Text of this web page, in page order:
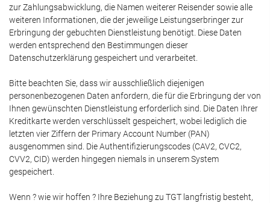
zur Zahlungsabwicklung, die Namen weiterer Reisender sowie alle
weiteren Informationen, die der jeweilige Leistungserbringer zur
Erbringung der gebuchten Dienstleistung benötigt. Diese Daten
werden entsprechend den Bestimmungen dieser
Datenschutzerklärung gespeichert und verarbeitet.
Bitte beachten Sie, dass wir ausschließlich diejenigen
personenbezogenen Daten anfordern, die für die Erbringung der von
Ihnen gewünschten Dienstleistung erforderlich sind. Die Daten Ihrer
Kreditkarte werden verschlüsselt gespeichert, wobei lediglich die
letzten vier Ziffern der Primary Account Number (PAN)
ausgenommen sind. Die Authentifizierungscodes (CAV2, CVC2,
CVV2, CID) werden hingegen niemals in unserem System
gespeichert.
Wenn ? wie wir hoffen ? Ihre Beziehung zu TGT langfristig besteht,